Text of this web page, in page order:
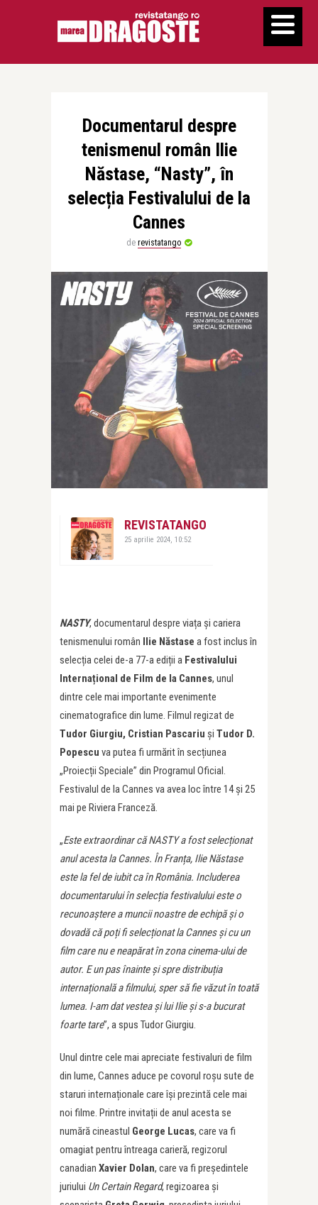
Documentarul despre
tenismenul român Ilie
Năstase, “Nasty”, în
selecția Festivalului de la
Cannes
de revistatango
REVISTATANGO
25 aprilie 2024, 10:52
NASTY, documentarul despre viața și cariera
tenismenului român Ilie Năstase a fost inclus în
selecția celei de-a 77-a ediții a Festivalului
Internațional de Film de la Cannes, unul
dintre cele mai importante evenimente
cinematografice din lume. Filmul regizat de
Tudor Giurgiu, Cristian Pascariu și Tudor D.
Popescu va putea fi urmărit în secțiunea
„Proiecții Speciale” din Programul Oficial.
Festivalul de la Cannes va avea loc între 14 și 25
mai pe Riviera Franceză.
„Este extraordinar că NASTY a fost selecționat
anul acesta la Cannes. În Franța, Ilie Năstase
este la fel de iubit ca în România. Includerea
documentarului în selecția festivalului este o
recunoaștere a muncii noastre de echipă și o
dovadă că poți fi selecționat la Cannes și cu un
film care nu e neapărat în zona cinema-ului de
autor. E un pas înainte și spre distribuția
internațională a filmului, sper să fie văzut în toată
lumea. I-am dat vestea și lui Ilie și s-a bucurat
foarte tare”, a spus Tudor Giurgiu.
Unul dintre cele mai apreciate festivaluri de film
din lume, Cannes aduce pe covorul roșu sute de
staruri internaționale care își prezintă cele mai
noi filme. Printre invitații de anul acesta se
numără cineastul George Lucas, care va fi
omagiat pentru întreaga carieră, regizorul
canadian Xavier Dolan, care va fi președintele
juriului Un Certain Regard, regizoarea și